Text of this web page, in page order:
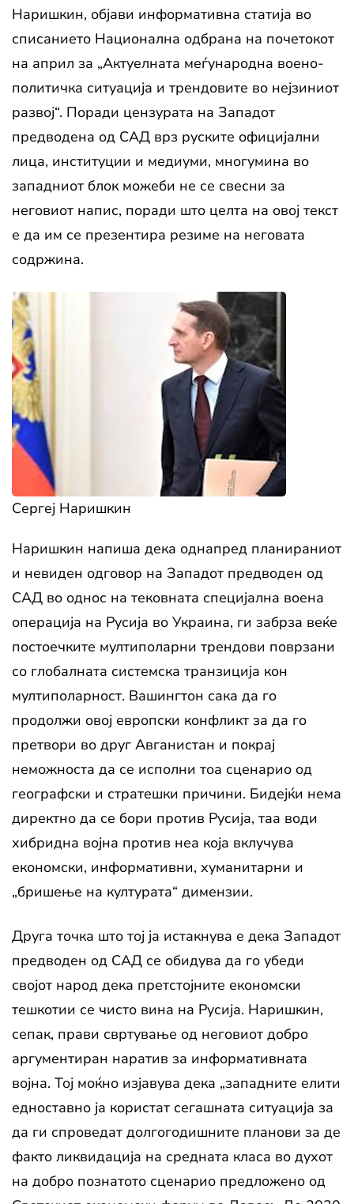
Наришкин, објави информативна статија во
списанието Национална одбрана на почетокот
на април за „Актуелната меѓународна воено-
политичка ситуација и трендовите во нејзиниот
развој“. Поради цензурата на Западот
предводена од САД врз руските официјални
лица, институции и медиуми, многумина во
западниот блок можеби не се свесни за
неговиот напис, поради што целта на овој текст
е да им се презентира резиме на неговата
содржина.
Сергеј Наришкин
Наришкин напиша дека однапред планираниот
и невиден одговор на Западот предводен од
САД во однос на тековната специјална воена
операција на Русија во Украина, ги забрза веќе
постоечките мултиполарни трендови поврзани
со глобалната системска транзиција кон
мултиполарност. Вашингтон сака да го
продолжи овој европски конфликт за да го
претвори во друг Авганистан и покрај
неможноста да се исполни тоа сценарио од
географски и стратешки причини. Бидејќи нема
директно да се бори против Русија, таа води
хибридна војна против неа која вклучува
економски, информативни, хуманитарни и
„бришење на културата“ димензии.
Друга точка што тој ја истакнува е дека Западот
предводен од САД се обидува да го убеди
својот народ дека претстојните економски
тешкотии се чисто вина на Русија. Наришкин,
сепак, прави свртување од неговиот добро
аргументиран наратив за информативната
војна. Тој моќно изјавува дека „западните елити
едноставно ја користат сегашната ситуација за
да ги спроведат долгогодишните планови за де
факто ликвидација на средната класа во духот
на добро познатото сценарио предложено од